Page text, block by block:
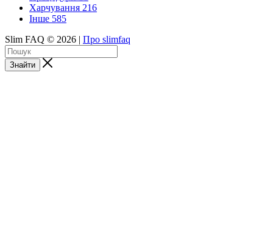
Харчування 216
Інше 585
Slim FAQ © 2026 | Про slimfaq
Знайти